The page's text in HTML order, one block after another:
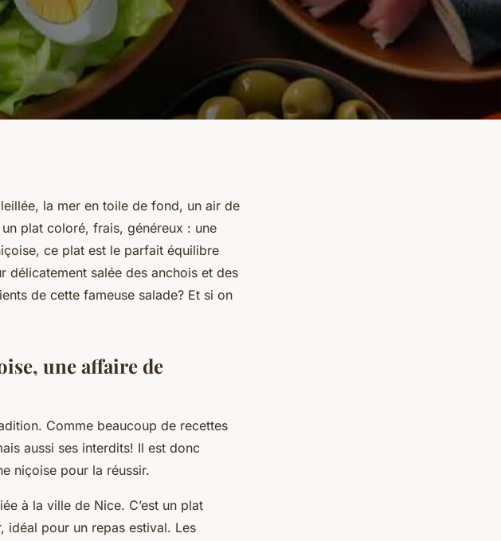
la mer en toile de fond, un air de
plat coloré, frais, généreux : une
, ce plat est le parfait équilibre
délicatement salée des anchois et des
de cette fameuse salade? Et si on
une affaire de
Comme beaucoup de recettes
aussi ses interdits! Il est donc
niçoise pour la réussir.
à la ville de Nice. C’est un plat
idéal pour un repas estival. Les